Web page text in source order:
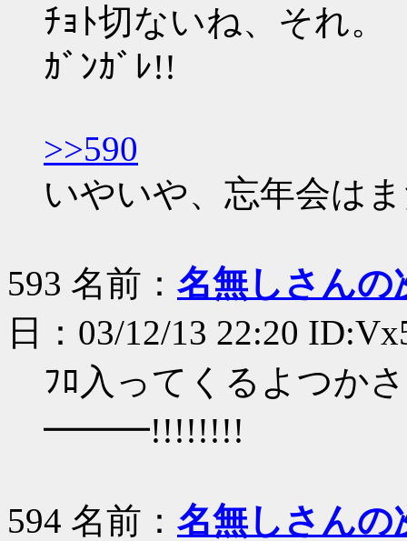
ﾁｮﾄ切ないね、それ。
ｶﾞﾝｶﾞﾚ!!
>>590
いやいや、忘年会は
593 名前： 名無しさんの
日：03/12/13 22:20
ﾌﾛ入ってくるよつ
━━━!!!!!!!!
594 名前： 名無しさんの